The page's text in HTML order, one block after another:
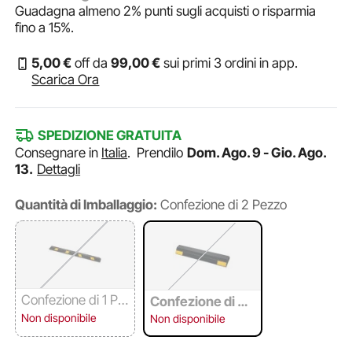
Guadagna almeno2% punti sugli acquisti o risparmia
fino a15%.
5,00€ off da99,00€ sui primi 3 ordini in app.
Scarica Ora
SPEDIZIONE GRATUITA
Consegnare in Italia. Prendilo Dom. Ago. 9 - Gio. Ago.
13. Dettagli
Quantità di Imballaggio: Confezione di 2 Pezzo
Confezione di 1 Pe
zzo
Non disponibile
Confezione di 2
Pezzo
Non disponibile